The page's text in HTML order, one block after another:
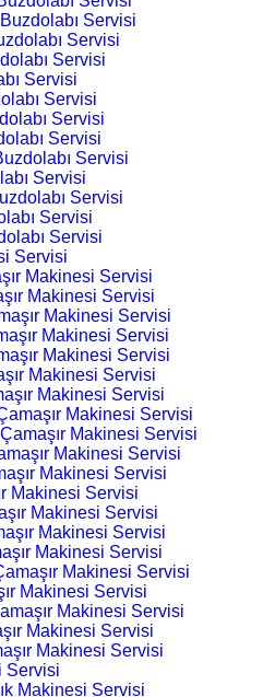
Servisi
Servisi
Servisi
Servisi
Servisi
Servisi
Servisi
Servisi
Servisi
Servisi
Servisi
Servisi
Servisi
Makinesi Servisi
Makinesi Servisi
Makinesi Servisi
Makinesi Servisi
Makinesi Servisi
Makinesi Servisi
Makinesi Servisi
Makinesi Servisi
Makinesi Servisi
Makinesi Servisi
Makinesi Servisi
Makinesi Servisi
Makinesi Servisi
Makinesi Servisi
Makinesi Servisi
Makinesi Servisi
Makinesi Servisi
Makinesi Servisi
Makinesi Servisi
Makinesi Servisi
Servisi
Makinesi Servisi